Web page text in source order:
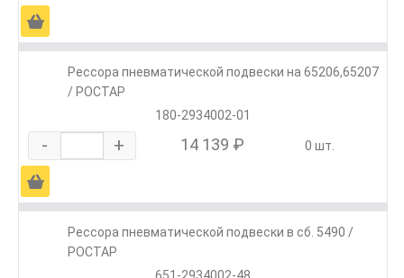
Ä
Рессора пневматической подвески на 65206,65207
/ РОСТАР
180-2934002-01
- + 14 139 ₽ 0 шт.
Ä
Рессора пневматической подвески в сб. 5490 /
РОСТАР